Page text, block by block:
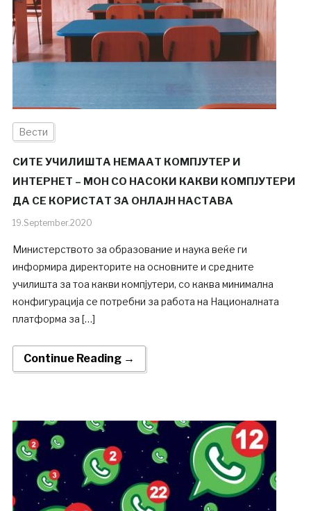
Вести
СИТЕ УЧИЛИШТА НЕМААТ КОМПЈУТЕР И
ИНТЕРНЕТ – МОН СО НАСОКИ КАКВИ КОМПЈУТЕРИ
ДА СЕ КОРИСТАТ ЗА ОНЛАЈН НАСТАВА
19.September.2020
Министерството за образование и наука веќе ги
информира директорите на основните и средните
училишта за тоа какви компјутери, со каква минимална
конфигурација се потребни за работа на Националната
платформа за […]
Continue Reading →